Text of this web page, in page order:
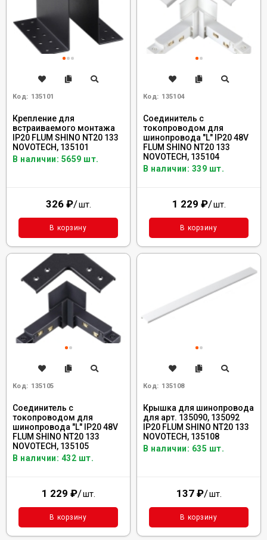
Код: 135101
Крепление для
встраиваемого монтажа
IP20 FLUM SHINO NT20 133
NOVOTECH, 135101
В наличии: 5659 шт.
326 ₽/шт.
В корзину
Код: 135104
Соединитель с
токопроводом для
шинопровода "L" IP20 48V
FLUM SHINO NT20 133
NOVOTECH, 135104
В наличии: 339 шт.
1 229 ₽/шт.
В корзину
Код: 135105
Соединитель с
токопроводом для
шинопровода "L" IP20 48V
FLUM SHINO NT20 133
NOVOTECH, 135105
В наличии: 432 шт.
1 229 ₽/шт.
В корзину
Код: 135108
Крышка для шинопровода
для арт. 135090, 135092
IP20 FLUM SHINO NT20 133
NOVOTECH, 135108
В наличии: 635 шт.
137 ₽/шт.
В корзину